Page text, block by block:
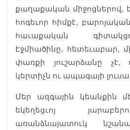
քաղաքական միջոցներով,
հոգեւոր հիմքէ,
հաւաքական
Էջմիածինը, հետեւաբար,
փառքի յուշարձանը չէ,
կերտիչն ու ապագայի
Մեր ազգային կեանքին
եկեղեցւոյ
առանձնայատուկ